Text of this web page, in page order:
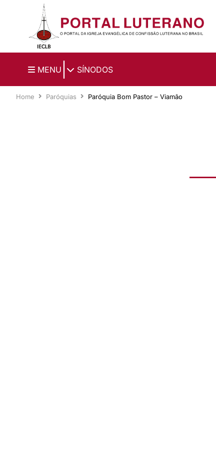
Ir para o conteúdo principal
MENU SÍNODOS
Home Paróquias Paróquia Bom Pastor – Viamão